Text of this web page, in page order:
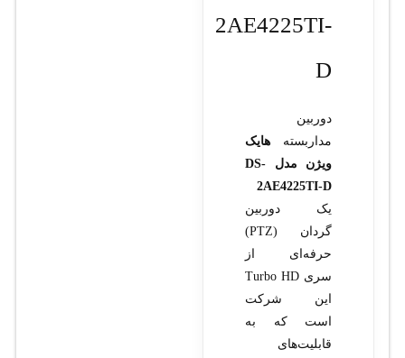
2AE4225TI-
D
دوربین
مداربسته هایک
ویژن مدل DS-
2AE4225TI-D
یک دوربین
گردان (PTZ)
حرفه‌ای از
سری Turbo HD
این شرکت
است که به
قابلیت‌های